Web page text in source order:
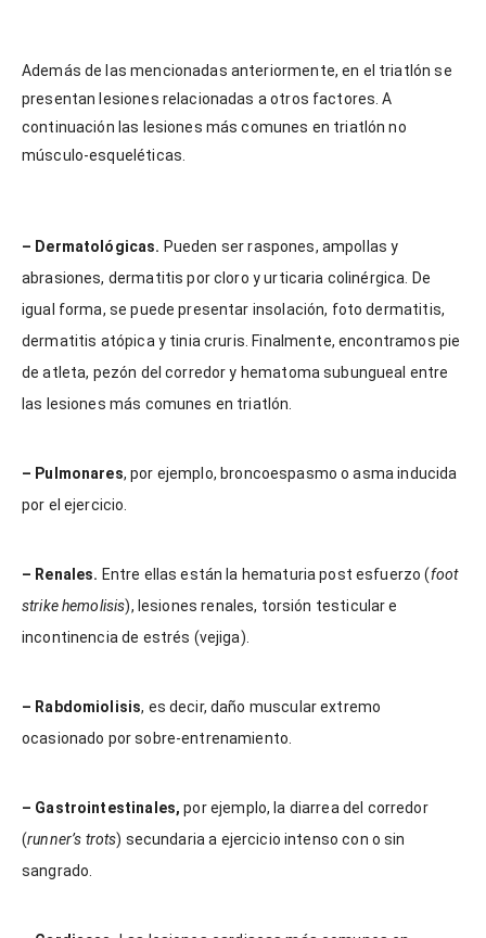
Además de las mencionadas anteriormente, en el triatlón se
presentan lesiones relacionadas a otros factores. A
continuación las lesiones más comunes en triatlón no
músculo-esqueléticas.
– Dermatológicas. Pueden ser raspones, ampollas y
abrasiones, dermatitis por cloro y urticaria colinérgica. De
igual forma, se puede presentar insolación, foto dermatitis,
dermatitis atópica y tinia cruris. Finalmente, encontramos pie
de atleta, pezón del corredor y hematoma subungueal entre
las lesiones más comunes en triatlón.
– Pulmonares, por ejemplo, broncoespasmo o asma inducida
por el ejercicio.
– Renales. Entre ellas están la hematuria post esfuerzo (foot
strike hemolisis), lesiones renales, torsión testicular e
incontinencia de estrés (vejiga).
– Rabdomiolisis, es decir, daño muscular extremo
ocasionado por sobre-entrenamiento.
– Gastrointestinales, por ejemplo, la diarrea del corredor
(runner’s trots) secundaria a ejercicio intenso con o sin
sangrado.